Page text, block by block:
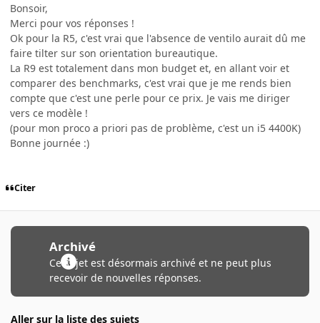
Bonsoir,
Merci pour vos réponses !
Ok pour la R5, c'est vrai que l'absence de ventilo aurait dû me
faire tilter sur son orientation bureautique.
La R9 est totalement dans mon budget et, en allant voir et
comparer des benchmarks, c'est vrai que je me rends bien
compte que c'est une perle pour ce prix. Je vais me diriger
vers ce modèle !
(pour mon proco a priori pas de problème, c'est un i5 4400K)
Bonne journée :)
Citer
Archivé
Ce sujet est désormais archivé et ne peut plus
recevoir de nouvelles réponses.
Aller sur la liste des sujets